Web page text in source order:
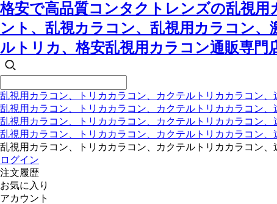
格安で高品質コンタクトレンズの乱視
ント、乱視カラコン、乱視用カラコン
ルトリカ、格安乱視用カラコン通販専門
乱視用カラコン、トリカカラコン、カクテルトリカカラコン
乱視用カラコン、トリカカラコン、カクテルトリカカラコン
乱視用カラコン、トリカカラコン、カクテルトリカカラコン
乱視用カラコン、トリカカラコン、カクテルトリカカラコン
乱視用カラコン、トリカカラコン、カクテルトリカカラコン
ログイン
注文履歴
お気に入り
アカウント